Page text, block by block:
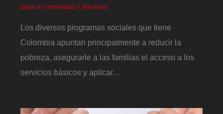
Deja un comentario / Nacional
Los diversos programas sociales que tiene
Colombia apuntan principalmente a reducir la
pobreza, asegurarle a las familias el acceso a los
servicios básicos y aplicar…